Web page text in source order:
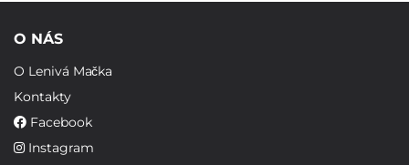
O NÁS
O Lenivá Mačka
Kontakty
Facebook
Instagram